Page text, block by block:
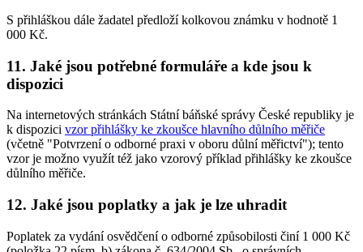
S přihláškou dále žadatel předloží kolkovou známku v hodnotě 1
000 Kč.
11. Jaké jsou potřebné formuláře a kde jsou k
dispozici
Na internetových stránkách Státní báňské správy České republiky je
k dispozici vzor přihlášky ke zkoušce hlavního důlního měřiče
(včetně "Potvrzení o odborné praxi v oboru důlní měřictví"); tento
vzor je možno využít též jako vzorový příklad přihlášky ke zkoušce
důlního měřiče.
12. Jaké jsou poplatky a jak je lze uhradit
Poplatek za vydání osvědčení o odborné způsobilosti činí 1 000 Kč